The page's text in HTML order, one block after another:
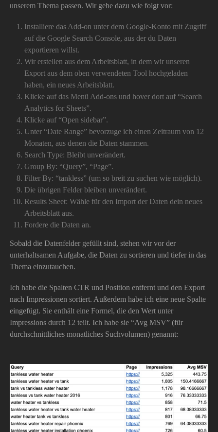
unserem Thema passen. Wir gehe dazu wie folgt vor:
Installiere das Add-on unter dem Google-Konto mit Zugriff
auf die Google Search Console, aus der du Daten
exportieren willst.
Wir erstellen aus dem Arbeitsblatt, in dem wir unseren
Export aus dem oben verwendeten Tool hochgeladen
haben, ein neues Arbeitsblatt.
Klicke auf das Menü Add-ons und hover dort auf “Search
Analytics for Sheets”.
Klicke auf “Open sidebar”.
Unter “Date Range” bevorzuge ich einen Zeitraum von 12
Monaten, aus denen die Daten stammen.
Search Type: Bleibt unverändert.
Group By: “Query”, “Page”.
Filter By: “tankless” (um so breit zu suchen wie möglich).
Die übrigen Felder bleiben unverändert.
Results Sheet: Wähle für den Import der Daten dein neues
Arbeitsblatt aus.
Fordere die Daten an.
Sobald die Datenfelder gefüllt sind, stehen wir vor der
unterhaltsamen Aufgabe, die Daten zu sortieren und tiefer in das
Thema einzutauchen.
Ich habe die Spalten CTR und Position entfernt und den Export
nach Impressionen sortiert. Außerdem habe ich eine neue Spalte
eingefügt. Sie enthält eine Formel, die den Wert unter
Impressions durch 12 teilt. Ich habe sie “Avg MSV” (für
durchschnittliches monatliches Suchvolumen) genannt: